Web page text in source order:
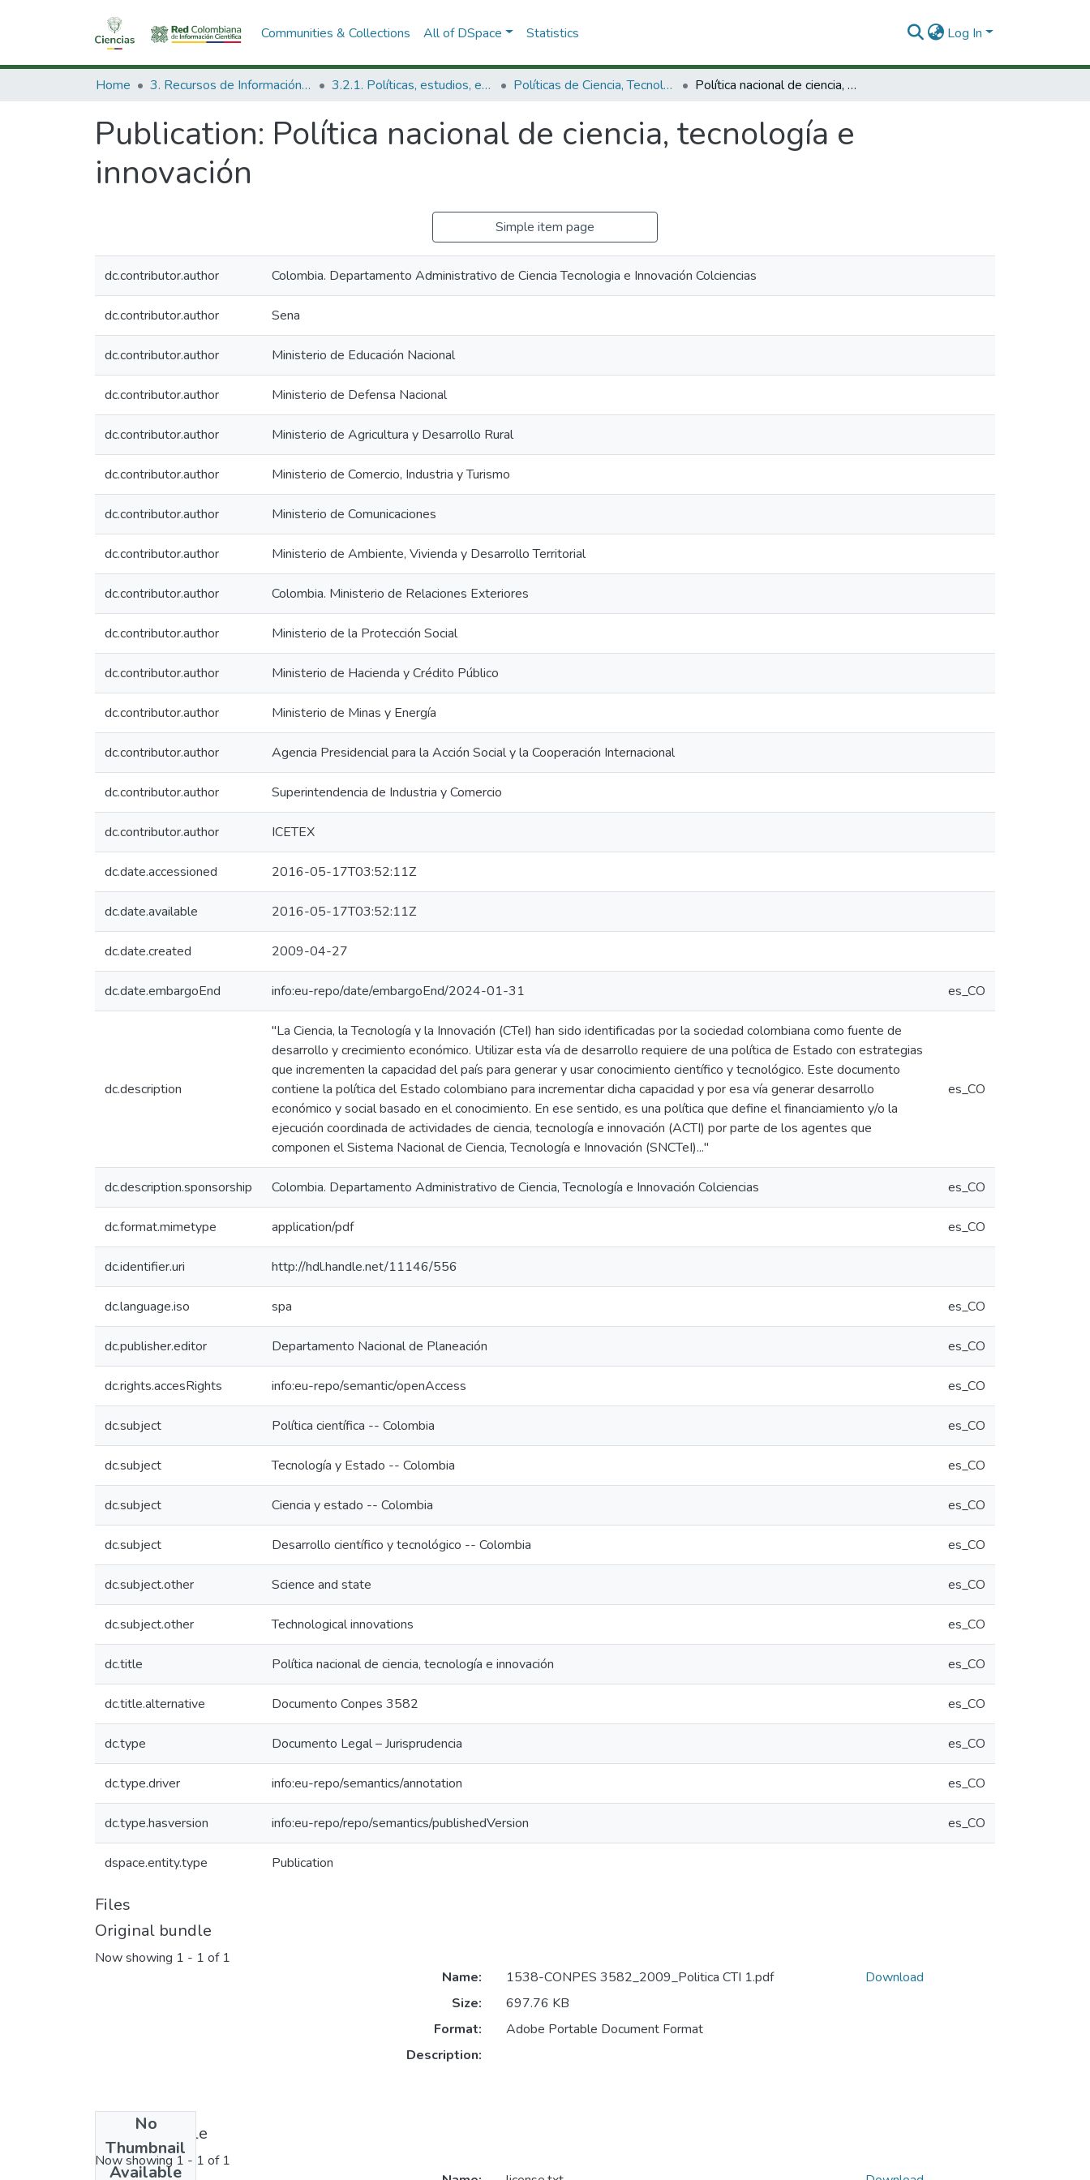
Communities & Collections All of DSpace Statistics Log In
Home 3. Recursos de Información Científica y Tecnológica 3.2.1. Políticas, estudios, evaluaciones e indicadores de CTeI Políticas de Ciencia, Tecnología e Innovación Política nacional de ciencia, tecnología e innovación
Publication: Política nacional de ciencia, tecnología e
innovación
Simple item page
dc.contributor.author Colombia. Departamento Administrativo de Ciencia Tecnologia e Innovación Colciencias
dc.contributor.author Sena
dc.contributor.author Ministerio de Educación Nacional
dc.contributor.author Ministerio de Defensa Nacional
dc.contributor.author Ministerio de Agricultura y Desarrollo Rural
dc.contributor.author Ministerio de Comercio, Industria y Turismo
dc.contributor.author Ministerio de Comunicaciones
dc.contributor.author Ministerio de Ambiente, Vivienda y Desarrollo Territorial
dc.contributor.author Colombia. Ministerio de Relaciones Exteriores
dc.contributor.author Ministerio de la Protección Social
dc.contributor.author Ministerio de Hacienda y Crédito Público
dc.contributor.author Ministerio de Minas y Energía
dc.contributor.author Agencia Presidencial para la Acción Social y la Cooperación Internacional
dc.contributor.author Superintendencia de Industria y Comercio
dc.contributor.author ICETEX
dc.date.accessioned 2016-05-17T03:52:11Z
dc.date.available 2016-05-17T03:52:11Z
dc.date.created 2009-04-27
dc.date.embargoEnd info:eu-repo/date/embargoEnd/2024-01-31 es_CO
dc.description
"La Ciencia, la Tecnología y la Innovación (CTeI) han sido identificadas por la sociedad colombiana como fuente de
desarrollo y crecimiento económico. Utilizar esta vía de desarrollo requiere de una política de Estado con estrategias
que incrementen la capacidad del país para generar y usar conocimiento científico y tecnológico. Este documento
contiene la política del Estado colombiano para incrementar dicha capacidad y por esa vía generar desarrollo
económico y social basado en el conocimiento. En ese sentido, es una política que define el financiamiento y/o la
ejecución coordinada de actividades de ciencia, tecnología e innovación (ACTI) por parte de los agentes que
componen el Sistema Nacional de Ciencia, Tecnología e Innovación (SNCTeI)..."
es_CO
dc.description.sponsorship Colombia. Departamento Administrativo de Ciencia, Tecnología e Innovación Colciencias es_CO
dc.format.mimetype application/pdf es_CO
dc.identifier.uri http://hdl.handle.net/11146/556
dc.language.iso spa es_CO
dc.publisher.editor Departamento Nacional de Planeación es_CO
dc.rights.accesRights info:eu-repo/semantic/openAccess es_CO
dc.subject Política científica -- Colombia es_CO
dc.subject Tecnología y Estado -- Colombia es_CO
dc.subject Ciencia y estado -- Colombia es_CO
dc.subject Desarrollo científico y tecnológico -- Colombia es_CO
dc.subject.other Science and state es_CO
dc.subject.other Technological innovations es_CO
dc.title Política nacional de ciencia, tecnología e innovación es_CO
dc.title.alternative Documento Conpes 3582 es_CO
dc.type Documento Legal – Jurisprudencia es_CO
dc.type.driver info:eu-repo/semantics/annotation es_CO
dc.type.hasversion info:eu-repo/repo/semantics/publishedVersion es_CO
dspace.entity.type Publication
Files
Original bundle
Now showing 1 - 1 of 1
No
Thumbnail
Available
Name:
1538-CONPES 3582_2009_Politica CTI 1.pdf
Size:
697.76 KB
Format:
Adobe Portable Document Format
Description:
Download
License bundle
Now showing 1 - 1 of 1